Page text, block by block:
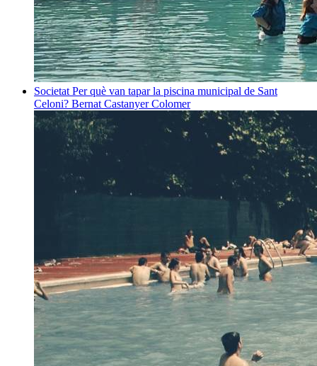
Societat Per què van tapar la piscina municipal de Sant
Celoni? Bernat Castanyer Colomer